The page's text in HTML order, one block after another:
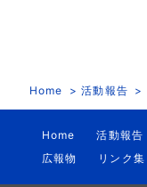
Home 活動報告
Home 活動報告
広報物
リンク集